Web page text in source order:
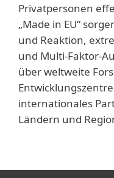
Privatpersonen
„Made in EU“
und Reaktion,
und Multi-Faktor-
über weltweite
internationales
Ländern und